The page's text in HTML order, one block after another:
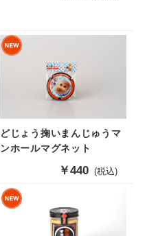
格
どじょう掬いまんじゅうマ
ンホールマグネット
販
売
格
￥440 (税込)